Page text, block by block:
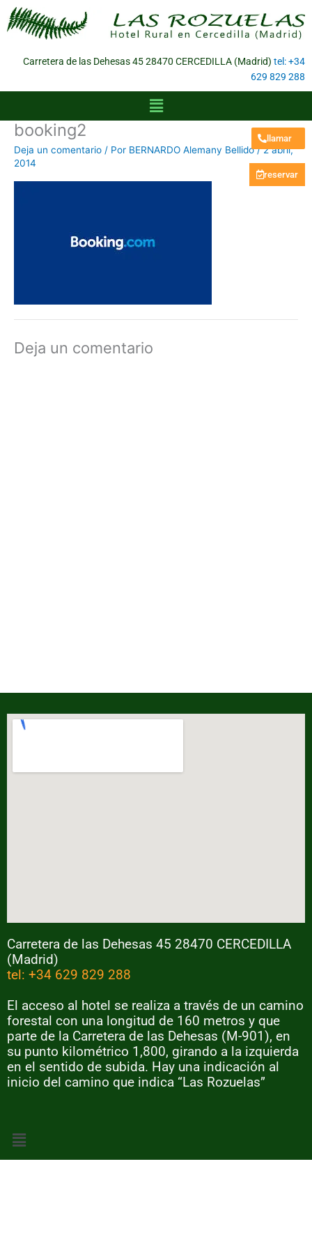
contenido
Carretera de las Dehesas 45 28470 CERCEDILLA (Madrid) tel: +34
629 829 288
Menú
llamar
reservar
booking2
Deja un comentario / Por BERNARDO Alemany Bellido/2 abril,
2014
Deja un comentario
Carretera de las Dehesas 45 28470 CERCEDILLA
(Madrid)
tel: +34 629 829 288
El acceso al hotel se realiza a través de un camino
forestal con una longitud de 160 metros y que
parte de la Carretera de las Dehesas (M-901), en
su punto kilométrico 1,800, girando a la izquierda
en el sentido de subida. Hay una indicación al
inicio del camino que indica “Las Rozuelas”
Menú